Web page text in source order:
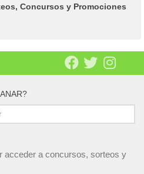
Concursos y Promociones
acceder a concursos, sorteos y